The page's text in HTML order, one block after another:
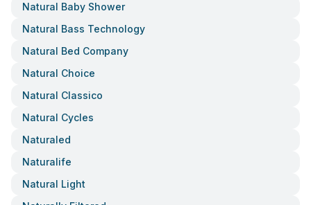
Natural Baby Shower
Natural Bass Technology
Natural Bed Company
Natural Choice
Natural Classico
Natural Cycles
Naturaled
Naturalife
Natural Light